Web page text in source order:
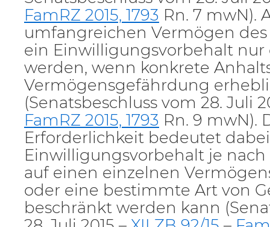
FamRZ 2015, 1793 Rn. 7 mwN).
umfangreichen Vermögen
ein Einwilligungsvorbehalt
werden, wenn konkrete
Vermögensgefährdung
(Senatsbeschluss vom 28. Juli
FamRZ 2015, 1793 Rn. 9 mwN).
Erforderlichkeit bedeutet
Einwilligungsvorbehalt je
auf einen einzelnen
oder eine bestimmte Art von
beschränkt werden kann